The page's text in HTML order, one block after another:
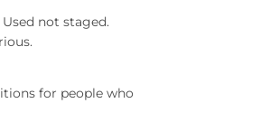
not staged.
for people who